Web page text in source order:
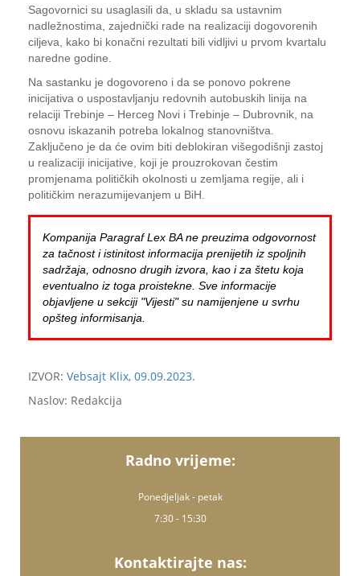
Sagovornici su usaglasili da, u skladu sa ustavnim
nadležnostima, zajednički rade na realizaciji dogovorenih
ciljeva, kako bi konačni rezultati bili vidljivi u prvom kvartalu
naredne godine.
Na sastanku je dogovoreno i da se ponovo pokrene
inicijativa o uspostavljanju redovnih autobuskih linija na
relaciji Trebinje – Herceg Novi i Trebinje – Dubrovnik, na
osnovu iskazanih potreba lokalnog stanovništva.
Zaključeno je da će ovim biti deblokiran višegodišnji zastoj
u realizaciji inicijative, koji je prouzrokovan čestim
promjenama političkih okolnosti u zemljama regije, ali i
političkim nerazumijevanjem u BiH.
Kompanija Paragraf Lex BA ne preuzima odgovornost
za tačnost i istinitost informacija prenijetih iz spoljnih
sadržaja, odnosno drugih izvora, kao i za štetu koja
eventualno iz toga proistekne. Sve informacije
objavljene u sekciji "Vijesti" su namijenjene u svrhu
opšteg informisanja.
IZVOR: Vebsajt Klix, 09.09.2023.
Naslov: Redakcija
Radno vrijeme:
Ponedjeljak - petak
7:30 - 15:30
Kontaktirajte nas: